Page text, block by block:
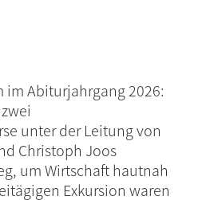
im Abiturjahrgang 2026:
unter der Leitung von
Christoph Joos
um Wirtschaft hautnah
Exkursion waren